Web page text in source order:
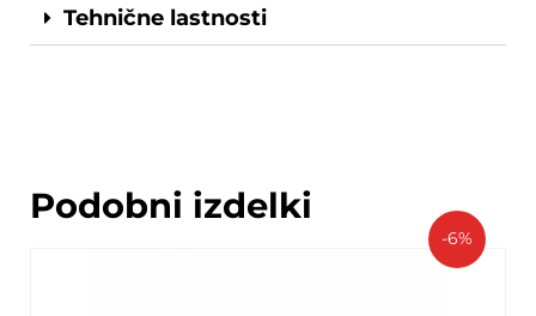
Tehnične lastnosti
Podobni izdelki
-6%